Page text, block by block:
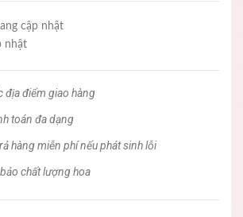
cập nhật
nhật
địa điểm giao hàng
toán đa dạng
hàng miễn phí nếu phát sinh lỗi
chất lượng hoa